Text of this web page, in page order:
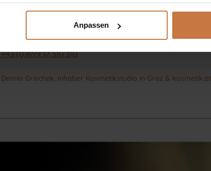
Anpassen
kosmetische Produkt richtig anwendet?
Ich stehe Ihnen gerne persönlich zur Verfügung:
+43 (0)699 17 310 310
Dennis Grischek, Inhaber Kosmetikstudio in Graz & kosmetik.at